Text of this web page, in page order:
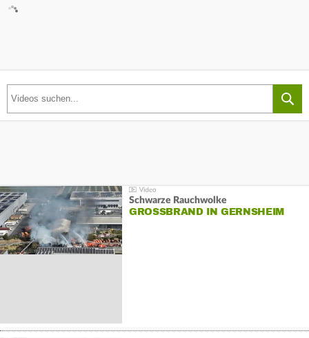
Schwarze Rauchwolke
GROSSBRAND IN GERNSHEIM